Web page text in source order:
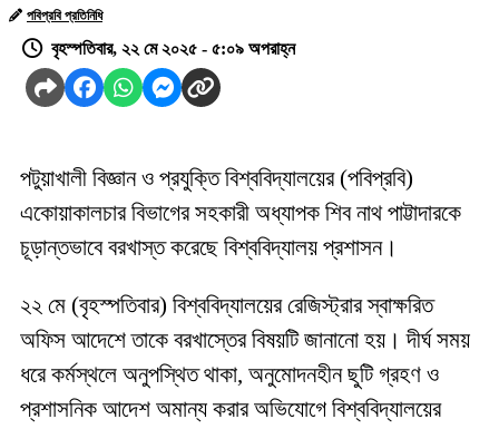
পবিপ্রবি প্রতিনিধি
বৃহস্পতিবার, ২২ মে ২০২৫ - ৫:০৯ অপরাহ্ন
পটুয়াখালী বিজ্ঞান ও প্রযুক্তি বিশ্ববিদ্যালয়ের (পবিপ্রবি)
একোয়াকালচার বিভাগের সহকারী অধ্যাপক শিব নাথ পাট্টাদারকে
চূড়ান্তভাবে বরখাস্ত করেছে বিশ্ববিদ্যালয় প্রশাসন।
২২ মে (বৃহস্পতিবার) বিশ্ববিদ্যালয়ের রেজিস্ট্রার স্বাক্ষরিত
অফিস আদেশে তাকে বরখাস্তের বিষয়টি জানানো হয়। দীর্ঘ সময়
ধরে কর্মস্থলে অনুপস্থিত থাকা, অনুমোদনহীন ছুটি গ্রহণ ও
প্রশাসনিক আদেশ অমান্য করার অভিযোগে বিশ্ববিদ্যালয়ের